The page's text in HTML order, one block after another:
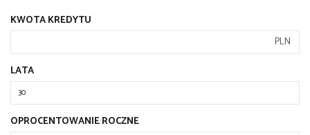
KWOTA KREDYTU
PLN
LATA
OPROCENTOWANIE ROCZNE